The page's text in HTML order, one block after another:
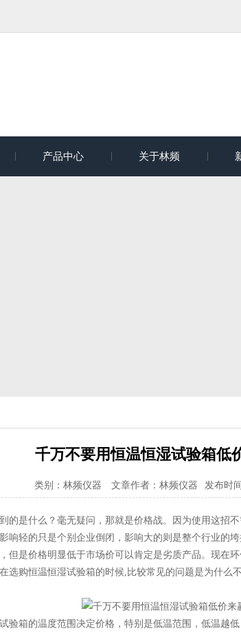
产品中心 关于林频
千万不要用恒温恒湿试验箱低
类别：林频仪器 文章作者：林频仪器 发布时
是什么？毫无疑问，那就是价格战。因为使用这招
响轻的只是个别企业倒闭，影响大的则是整个行业的
但是价格明显低于市场价可以肯定是劣质产品。现在
选购恒温恒湿试验箱的时候,比较常见的问题是为什么
箱的温度范围决定价格，特别是低温范围，低温越低